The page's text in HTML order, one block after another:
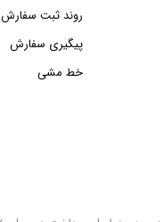
روند ثبت سفارش
پیگیری سفارش
خط مشی